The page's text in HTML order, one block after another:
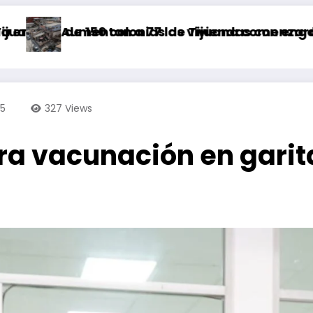
colonias de Tijuana comenzará a partir de
a 77 las viviendas con engomado rojo
327 Views
vacunación en